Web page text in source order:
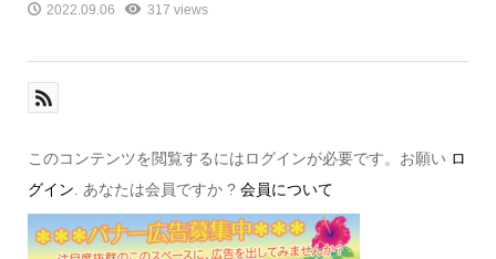
2022.09.06 317 views
このコンテンツを閲覧するにはログインが必要です。お願い ロ
グイン. あなたは会員ですか ? 会員について